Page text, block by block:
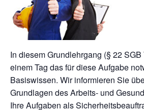
In diesem Grundlehrgang (§ 22
einem Tag das für diese Aufgabe
Basiswissen. Wir informieren Sie
Grundlagen des Arbeits- und
Ihre Aufgaben als